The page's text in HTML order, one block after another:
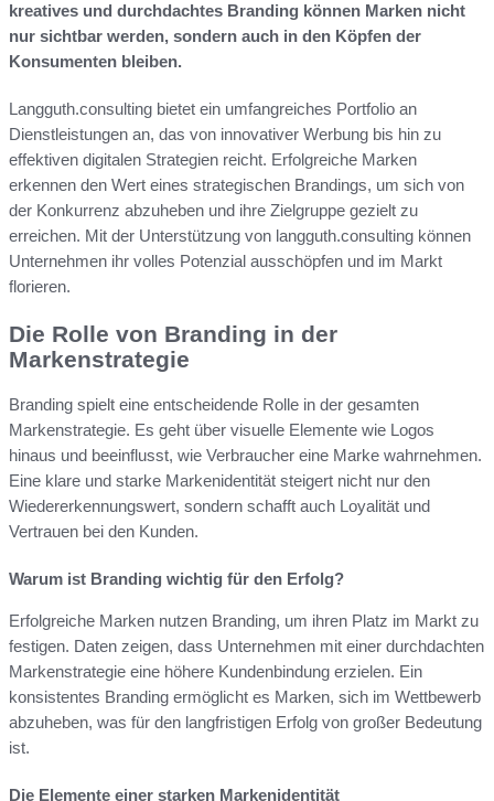
kreatives und durchdachtes Branding können Marken nicht
nur sichtbar werden, sondern auch in den Köpfen der
Konsumenten bleiben.
Langguth.consulting bietet ein umfangreiches Portfolio an
Dienstleistungen an, das von innovativer Werbung bis hin zu
effektiven digitalen Strategien reicht. Erfolgreiche Marken
erkennen den Wert eines strategischen Brandings, um sich von
der Konkurrenz abzuheben und ihre Zielgruppe gezielt zu
erreichen. Mit der Unterstützung von langguth.consulting können
Unternehmen ihr volles Potenzial ausschöpfen und im Markt
florieren.
Die Rolle von Branding in der
Markenstrategie
Branding spielt eine entscheidende Rolle in der gesamten
Markenstrategie. Es geht über visuelle Elemente wie Logos
hinaus und beeinflusst, wie Verbraucher eine Marke wahrnehmen.
Eine klare und starke Markenidentität steigert nicht nur den
Wiedererkennungswert, sondern schafft auch Loyalität und
Vertrauen bei den Kunden.
Warum ist Branding wichtig für den Erfolg?
Erfolgreiche Marken nutzen Branding, um ihren Platz im Markt zu
festigen. Daten zeigen, dass Unternehmen mit einer durchdachten
Markenstrategie eine höhere Kundenbindung erzielen. Ein
konsistentes Branding ermöglicht es Marken, sich im Wettbewerb
abzuheben, was für den langfristigen Erfolg von großer Bedeutung
ist.
Die Elemente einer starken Markenidentität